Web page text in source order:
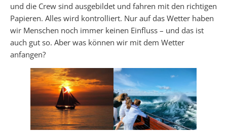
und die Crew sind ausgebildet und fahren mit den richtigen
Papieren. Alles wird kontrolliert. Nur auf das Wetter haben
wir Menschen noch immer keinen Einfluss – und das ist
auch gut so. Aber was können wir mit dem Wetter
anfangen?